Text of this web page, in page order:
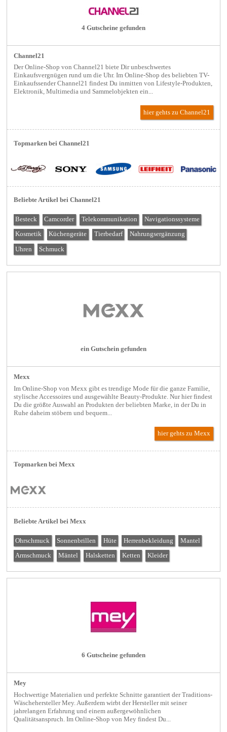
4 Gutscheine gefunden
Channel21
Der Online-Shop von Channel21 biete Dir unbeschwertes
Einkaufsvergnügen rund um die Uhr. Im Online-Shop des beliebten TV-
Einkaufssender Channel21 findest Du inmitten von Lifestyle-Produkten,
Elektronik, Multimedia und Sammelobjekten ein...
hier gehts zu Channel21
Topmarken bei Channel21
Beliebte Artikel bei Channel21
Besteck Camcorder Telekommunikation Navigationssysteme
Kosmetik Küchengeräte Tierbedarf Nahrungsergänzung
Uhren Schmuck
ein Gutschein gefunden
Mexx
Im Online-Shop von Mexx gibt es trendige Mode für die ganze Familie,
stylische Accessoires und ausgewählte Beauty-Produkte. Nur hier findest
Du die größte Auswahl an Produkten der beliebten Marke, in der Du in
Ruhe daheim stöbern und bequem...
hier gehts zu Mexx
Topmarken bei Mexx
Beliebte Artikel bei Mexx
Ohrschmuck Sonnenbrillen Hüte Herrenbekleidung Mantel
Armschmuck Mäntel Halsketten Ketten Kleider
6 Gutscheine gefunden
Mey
Hochwertige Materialien und perfekte Schnitte garantiert der Traditions-
Wäschehersteller Mey. Außerdem wirbt der Hersteller mit seiner
jahrelangen Erfahrung und einem außergewöhnlichen
Qualitätsanspruch. Im Online-Shop von Mey findest Du...